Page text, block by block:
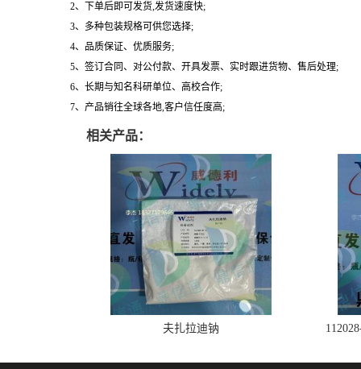
2、下单后即可发货,发货速度快;
3、多种包装规格可供您选择;
4、品质保证、优质服务;
5、签订合同、对公付款、开具发票、实时跟进货物、售后处理;
6、长期与知名科研单位、高校合作;
7、产品销往全球各地,客户信任度高;
相关产品：
夫扎拉迪钠